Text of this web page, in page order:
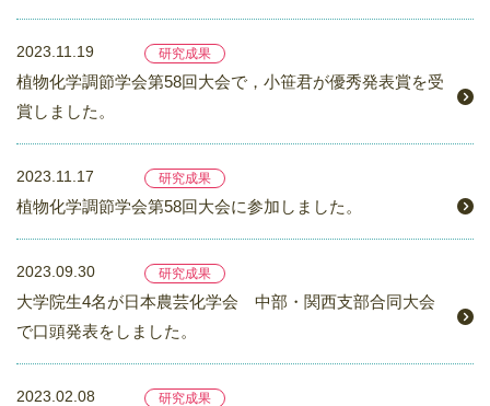
2023.11.19 研究成果
植物化学調節学会第58回大会で，小笹君が優秀発表賞を受
賞しました。
2023.11.17 研究成果
植物化学調節学会第58回大会に参加しました。
2023.09.30 研究成果
大学院生4名が日本農芸化学会 中部・関西支部合同大会
で口頭発表をしました。
2023.02.08 研究成果